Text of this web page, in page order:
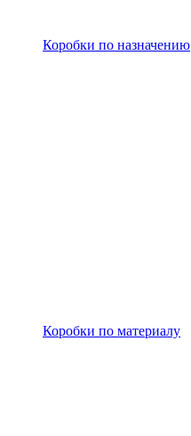
Коробки по назначению
Коробки по материалу